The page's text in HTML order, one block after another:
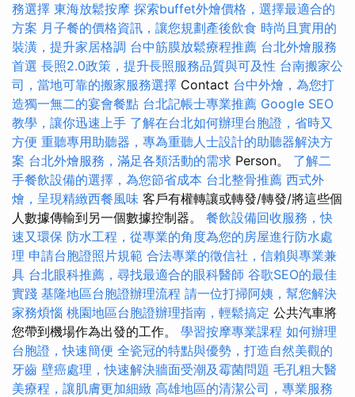
務選擇 東海放鬆按摩 探索buffet外燴價格，選擇最適合的
方案 月子餐的價格資訊，讓您規劃產後飲食 時尚且實用的
裝潢，提升家居格調 台中筋膜放鬆療程推薦 台北外燴服務
首選 長照2.0政策，提升長照服務品質與可及性 台南搬家公
司，當地可靠的搬家服務選擇 Contact 台中外燴，為您打
造獨一無二的宴會餐點 台北記帳士專業推薦 Google SEO
教學，讓你迅速上手 了解在台北如何辦理台胞證，省時又
方便 重聽專用助聽器，專為重聽人士設計的助聽器解決方
案 台北外燴服務，滿足各類活動的需求 Person。 了解二
手餐飲設備的選擇，為您節省成本 台北整骨推薦 西式外
燴，呈現精緻西餐風味 客戶有權轉讓或轉發/轉發/將這些個
人數據傳輸到另一個數據控制器。 餐飲設備回收服務，快
速又環保 防水工程，從專業的角度為您的房屋進行防水處
理 申請台胞證照片規範 合法專業的徵信社，信賴與專業兼
具 台北眼科推薦，尋找最適合的眼科醫師 谷歌SEO的最佳
實踐 基隆地區台胞證辦理流程 請一位打掃阿姨，幫您解決
家務煩惱 桃園地區台胞證辦理指南，輕鬆搞定 公共汽車將
您帶到機場作為出發的工作。 學習按摩專業課程 如何辦理
台胞證，快速簡便 全瓷冠的特點與優勢，打造自然美觀的
牙齒 壁癌處理，快速解決牆面受潮及霉菌問題 毛孔粗大醫
美療程，讓肌膚更加細緻 高雄地區的清潔公司，專業服務